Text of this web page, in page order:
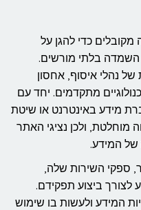
כדי להגן על
השמדה בלתי מורשים.
של נהלי איסוף, אחסון
מתקדמים. יחד עם
מידע באינטרנט או שיטת
ולכן נציגי האתר
של המידע.
ספקי השירות שלה,
לצורך ביצוע תפקידם.
המידע ולעשות בו שימוש